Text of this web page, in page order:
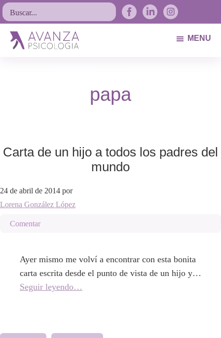
Saltar
a
navegación
Saltar
al
contenido
principal
Saltar
al
pie
Buscar...
MENU
papa
Carta de un hijo a todos los padres del
mundo
24 de abril de 2014 por
Lorena González López
Comentar
Ayer mismo me volví a encontrar con esta bonita
carta escrita desde el punto de vista de un hijo y…
Seguir leyendo…